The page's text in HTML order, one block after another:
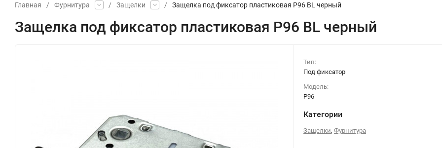
Главная / Фурнитура / Защелки / Защелка под фиксатор пластиковая P96 BL черный
Защелка под фиксатор пластиковая P96 BL черный
Тип:
Под фиксатор
Модель:
P96
Категории
Защелки,Фурнитура